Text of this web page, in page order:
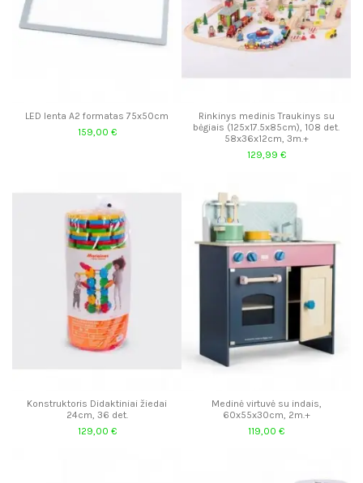
LED lenta A2 formatas 75x50cm
159,00 €
Rinkinys medinis Traukinys su
bėgiais (125x17.5x85cm), 108 det.
58x36x12cm, 3m.+
129,99 €
Konstruktoris Didaktiniai žiedai
24cm, 36 det.
129,00 €
Medinė virtuvė su indais,
60x55x30cm, 2m.+
119,00 €